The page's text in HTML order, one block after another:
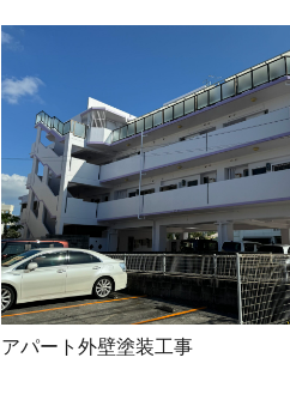
アパート外壁塗装工事